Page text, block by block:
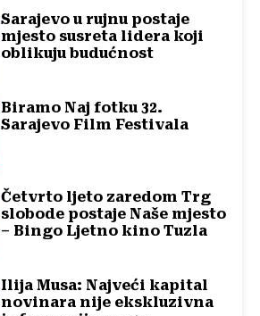
Sarajevo u rujnu postaje
mjesto susreta lidera koji
oblikuju budućnost
Biramo Naj fotku 32.
Sarajevo Film Festivala
Četvrto ljeto zaredom Trg
slobode postaje Naše mjesto
– Bingo Ljetno kino Tuzla
Ilija Musa: Najveći kapital
novinara nije ekskluzivna